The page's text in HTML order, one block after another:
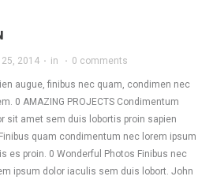
25, 2014 · in · 0 comments
augue, finibus nec quam, condimen nec
0 AMAZING PROJECTS Condimentum
sit amet sem duis lobortis proin sapien
quam condimentum nec lorem ipsum
es proin. 0 Wonderful Photos Finibus nec
ipsum dolor iaculis sem duis lobort. John